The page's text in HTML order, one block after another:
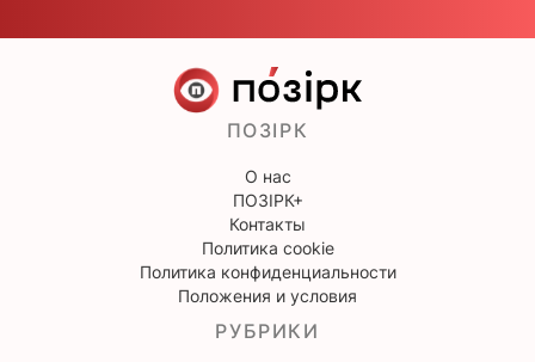
ПОЗІРК
О нас
ПОЗІРК+
Контакты
Политика cookie
Политика конфиденциальности
Положения и условия
РУБРИКИ